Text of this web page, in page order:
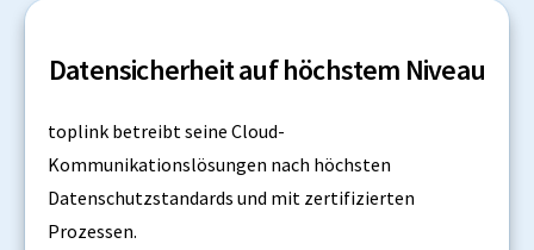
Datensicherheit auf höchstem Niveau
toplink betreibt seine Cloud-
Kommunikationslösungen nach höchsten
Datenschutzstandards und mit zertifizierten
Prozessen.